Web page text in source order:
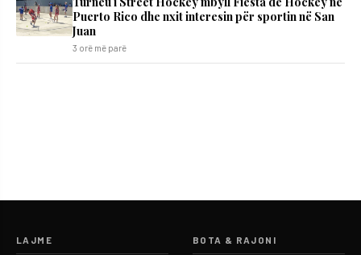
Puerto Rico dhe nxit interesin për sportin në San
Juan
3 orë më parë
LAJME BOTA & RAJONI